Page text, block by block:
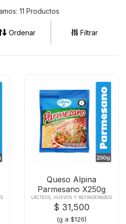
11 Productos
Ordenar Filtrar
Queso Alpina
Parmesano X250g
LÁCTEOS, HUEVOS Y REFRIGERADOS
$ 31,500
(g a $126)